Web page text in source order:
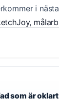
i
som är oklart